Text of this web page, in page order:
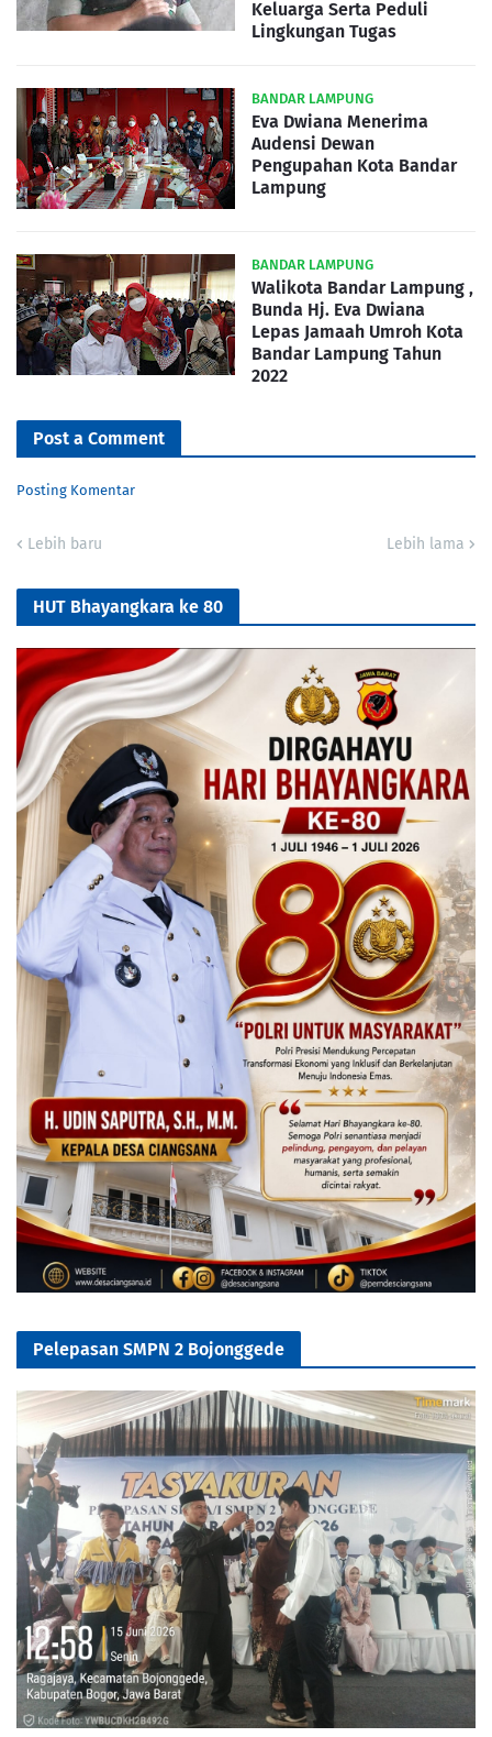
Keluarga Serta Peduli
Lingkungan Tugas
BANDAR LAMPUNG
Eva Dwiana Menerima
Audensi Dewan
Pengupahan Kota Bandar
Lampung
BANDAR LAMPUNG
Walikota Bandar Lampung ,
Bunda Hj. Eva Dwiana
Lepas Jamaah Umroh Kota
Bandar Lampung Tahun
2022
Post a Comment
Posting Komentar
Lebih baru Lebih lama
HUT Bhayangkara ke 80
Pelepasan SMPN 2 Bojonggede